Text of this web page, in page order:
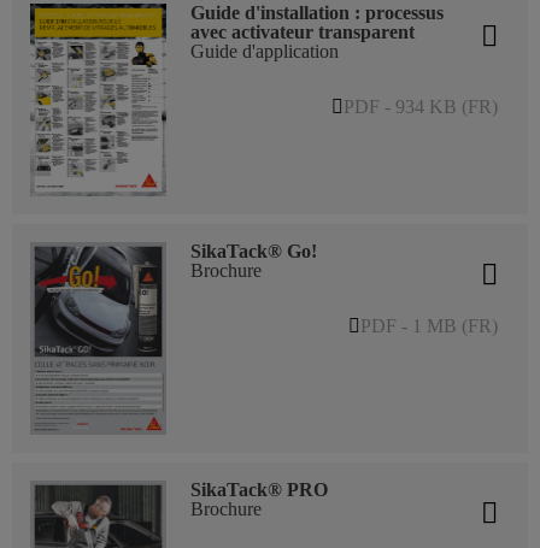
Guide d'installation : processus
avec activateur transparent
Guide d'application
PDF - 934 KB (FR)
SikaTack® Go!
Brochure
PDF - 1 MB (FR)
SikaTack® PRO
Brochure